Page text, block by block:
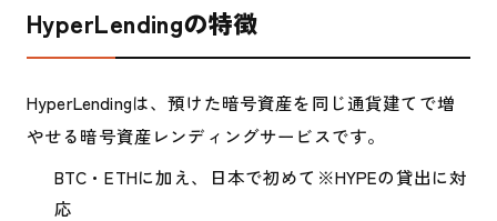
HyperLendingの特徴
HyperLendingは、預けた暗号資産を同じ通貨建てで増
やせる暗号資産レンディングサービスです。
BTC・ETHに加え、日本で初めて※HYPEの貸出に対
応